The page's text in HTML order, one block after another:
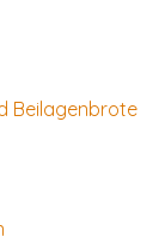
Beilagenbrote